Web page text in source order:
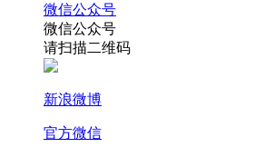
微信公众号
微信公众号
请扫描二维码
新浪微博
官方微信